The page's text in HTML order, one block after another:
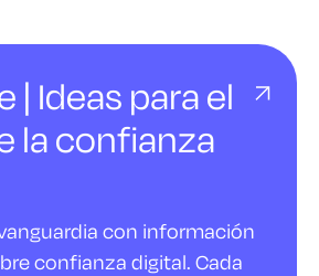
| Ideas para el
la confianza
con información
confianza digital. Cada